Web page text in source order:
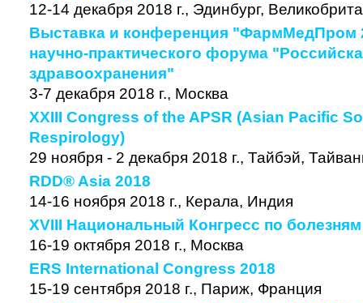
12-14 декабря 2018 г., Эдинбург,
Выставка и конференция "ФармМедПром
научно-практического форума
здравоохранения"
3-7 декабря 2018 г., Москва
XXIII Congress of the APSR (Asian Pacific
Respirology)
29 ноября - 2 декабря 2018 г., Тайбэй,
RDD® Asia 2018
14-16 ноября 2018 г., Керала, Индия
XVIII Национальный Конгресс по
16-19 октября 2018 г., Москва
ERS International Congress 2018
15-19 сентября 2018 г., Париж, Франция